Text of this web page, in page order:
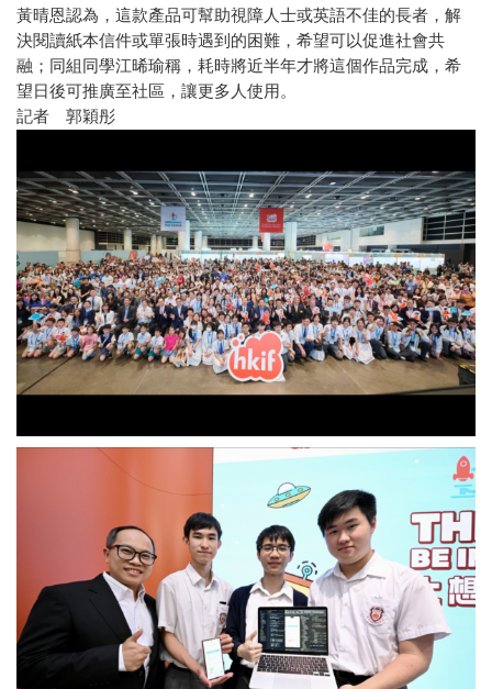
黃晴恩認為，這款產品可幫助視障人士或英語不佳的長者，解
決閱讀紙本信件或單張時遇到的困難，希望可以促進社會共
融；同組同學江晞瑜稱，耗時將近半年才將這個作品完成，希
望日後可推廣至社區，讓更多人使用。
記者 郭穎彤